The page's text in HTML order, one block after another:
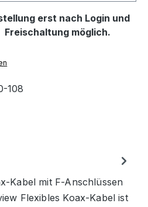
Gib denerst nach Login und
Freischaltung möglich.
108
Kabel mit F-Anschlüssen
Flexibles Koax-Kabel ist